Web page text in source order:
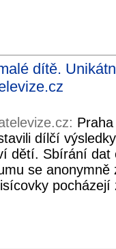
dítě.
dílčí
dětí. Sbírání dat
se